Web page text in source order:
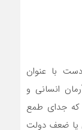
با عنوان
انسانی و
که جدای طمع
یا ضعف دولت